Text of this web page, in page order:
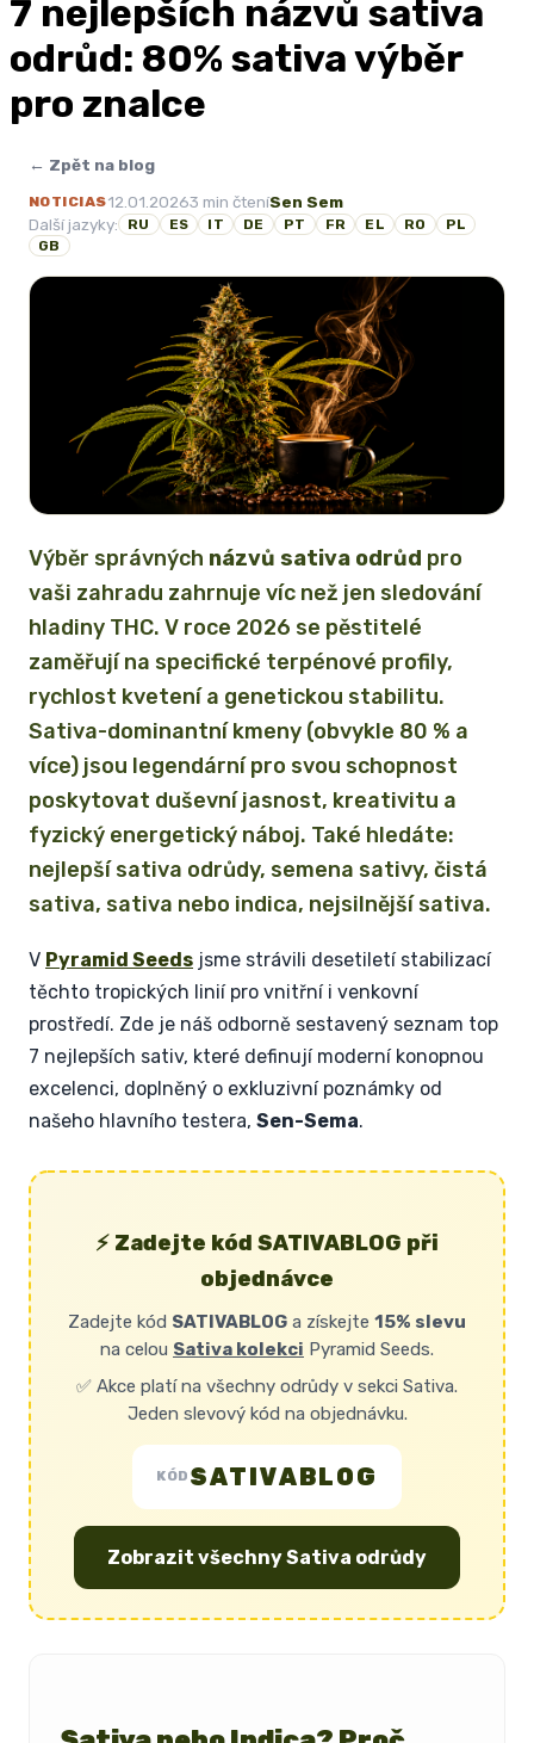
7 nejlepších názvů sativa
odrůd: 80% sativa výběr
pro znalce
← Zpět na blog
NOTICIAS12.01.20263 min čteníSen Sem
Další jazyky:
RU ES IT DE PT FR EL RO
PL
GB
Výběr správných názvů sativa odrůd pro
vaši zahradu zahrnuje víc než jen sledování
hladiny THC. V roce 2026 se pěstitelé
zaměřují na specifické terpénové profily,
rychlost kvetení a genetickou stabilitu.
Sativa-dominantní kmeny (obvykle 80 % a
více) jsou legendární pro svou schopnost
poskytovat duševní jasnost, kreativitu a
fyzický energetický náboj. Také hledáte:
nejlepší sativa odrůdy, semena sativy, čistá
sativa, sativa nebo indica, nejsilnější sativa.
V Pyramid Seeds jsme strávili desetiletí stabilizací
těchto tropických linií pro vnitřní i venkovní
prostředí. Zde je náš odborně sestavený seznam top
7 nejlepších sativ, které definují moderní konopnou
excelenci, doplněný o exkluzivní poznámky od
našeho hlavního testera, Sen-Sema.
⚡ Zadejte kód SATIVABLOG při
objednávce
Zadejte kód SATIVABLOG a získejte 15% slevu
na celou Sativa kolekci Pyramid Seeds.
✅ Akce platí na všechny odrůdy v sekci Sativa.
Jeden slevový kód na objednávku.
KÓD SATIVABLOG
Zobrazit všechny Sativa odrůdy